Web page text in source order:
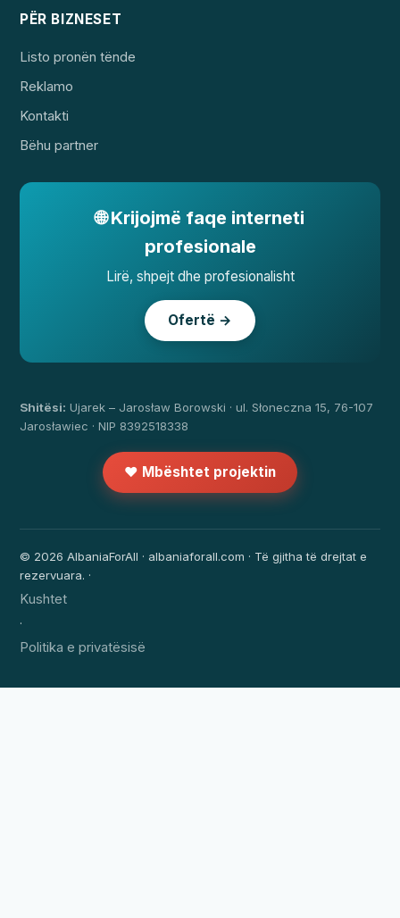
PËR BIZNESET
Listo pronën tënde
Reklamo
Kontakti
Bëhu partner
🌐 Krijojmë faqe interneti
profesionale
Lirë, shpejt dhe profesionalisht
Ofertë →
Shitësi: Ujarek – Jarosław Borowski · ul. Słoneczna 15, 76-107
Jarosławiec · NIP 8392518338
❤️ Mbështet projektin
© 2026 AlbaniaForAll · albaniaforall.com · Të gjitha të drejtat e
rezervuara. ·
Kushtet
·
Politika e privatësisë